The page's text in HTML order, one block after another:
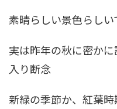
素晴らしい景色らしい
実は昨年の秋に密か
入り断念
新緑の季節か、紅葉